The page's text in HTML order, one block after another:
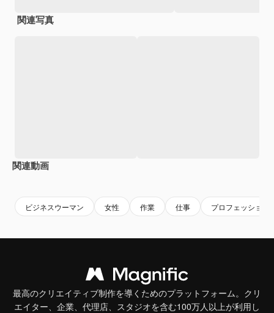
関連写真
関連動画
ビジネスウーマン 女性 作業 仕事 プロフェッショナ
最高のクリエイティブ制作を導くためのプラットフォーム。クリ
エイター、企業、代理店、スタジオを含む100万人以上が利用し